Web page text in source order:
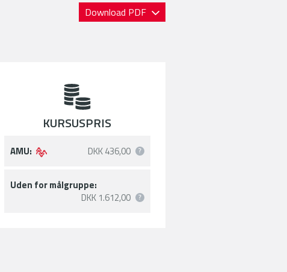
Download PDF
KURSUSPRIS
AMU: DKK 436,00
Uden for målgruppe:
DKK 1.612,00